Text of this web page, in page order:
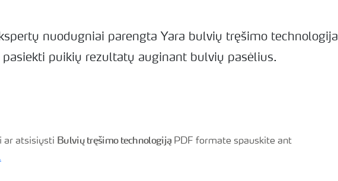
nuodugniai parengta Yara bulvių tręšimo technologija
puikių rezultatų auginant bulvių pasėlius.
ar atsisiųsti Bulvių tręšimo technologiją PDF formate spauskite ant